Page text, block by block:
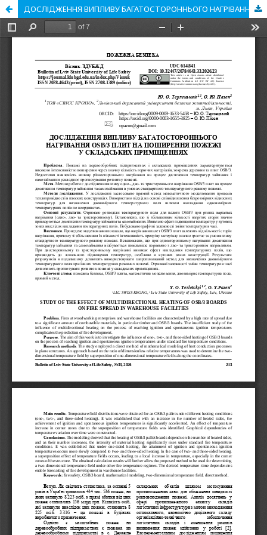
ДОСЛІДЖЕННЯ ВИПЛИВУ БАГАТОСТОРОННЬОГО НАГРІВАННЯ OSB/3 ПЛИТ НА ПОШИРЕННЯ ПОЖЕЖІ У СКЛАДСЬКИХ ПРИМІЩЕННЯХ